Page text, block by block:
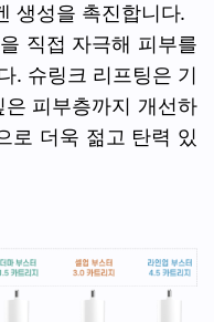
생성을 촉진합니다.
직접 자극해 피부를
. 슈링크 리프팅은 기
피부층까지 개선하
로 더욱 젊고 탄력 있